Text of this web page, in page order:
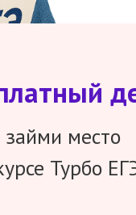
займи место
Турбо